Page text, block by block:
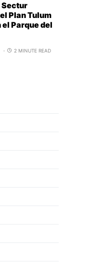
Plan Tulum
el Parque del
2 MINUTE READ